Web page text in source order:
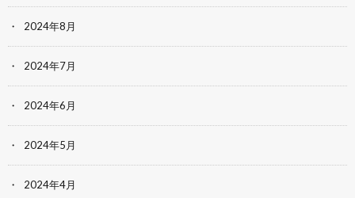
2024年8月
2024年7月
2024年6月
2024年5月
2024年4月